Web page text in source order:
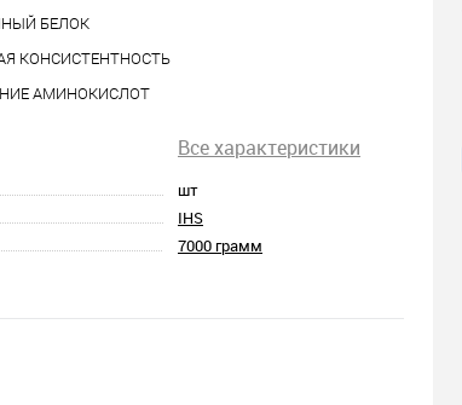
БЕЛОК
КОНСИСТЕНТНОСТЬ
АМИНОКИСЛОТ
Все характеристики
шт
IHS
7000 грамм